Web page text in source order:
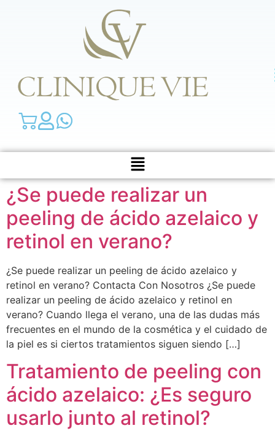
¿Se puede realizar un
peeling de ácido azelaico y
retinol en verano?
¿Se puede realizar un peeling de ácido azelaico y
retinol en verano? Contacta Con Nosotros ¿Se puede
realizar un peeling de ácido azelaico y retinol en
verano? Cuando llega el verano, una de las dudas más
frecuentes en el mundo de la cosmética y el cuidado de
la piel es si ciertos tratamientos siguen siendo […]
Tratamiento de peeling con
ácido azelaico: ¿Es seguro
usarlo junto al retinol?